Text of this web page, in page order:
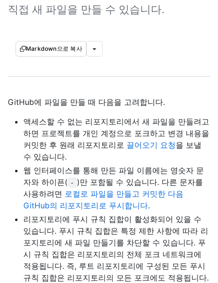
직접 새 파일을 만들 수 있습니다.
Markdown으로 복사
GitHub에 파일을 만들 때 다음을 고려합니다.
액세스할 수 없는 리포지토리에서 새 파일을 만들려고
하면 프로젝트를 개인 계정으로 포크하고 변경 내용을
커밋한 후 원래 리포지토리로 끌어오기 요청을 보낼
수 있습니다.
웹 인터페이스를 통해 만든 파일 이름에는 영숫자 문
자와 하이픈( - )만 포함될 수 있습니다. 다른 문자를
사용하려면 로컬로 파일을 만들고 커밋한 다음
GitHub의 리포지토리로 푸시합니다.
리포지토리에 푸시 규칙 집합이 활성화되어 있을 수
있습니다. 푸시 규칙 집합은 특정 제한 사항에 따라 리
포지토리에 새 파일 만들기를 차단할 수 있습니다. 푸
시 규칙 집합은 리포지토리의 전체 포크 네트워크에
적용됩니다. 즉, 루트 리포지토리에 구성된 모든 푸시
규칙 집합은 리포지토리의 모든 포크에도 적용됩니다.